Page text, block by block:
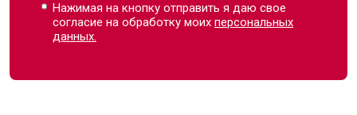
Нажимая на кнопку отправить я даю свое
согласие на обработку моихперсональных
данных.